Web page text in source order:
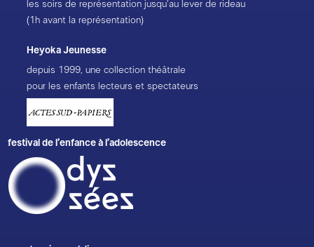
les soirs de représentation jusqu’au lever de rideau
(1h avant la représentation)
Heyoka Jeunesse
depuis 1999, une collection théâtrale
pour les enfants lecteurs et spectateurs
festival de l’enfance à l’adolescence